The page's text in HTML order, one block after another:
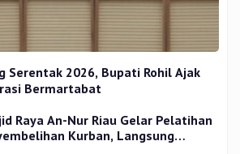
Serentak 2026, Bupati Rohil Ajak
Bermartabat
Raya An-Nur Riau Gelar Pelatihan
Kurban, Langsung